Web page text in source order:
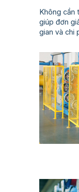
Không cần
giúp đơn
gian và chi